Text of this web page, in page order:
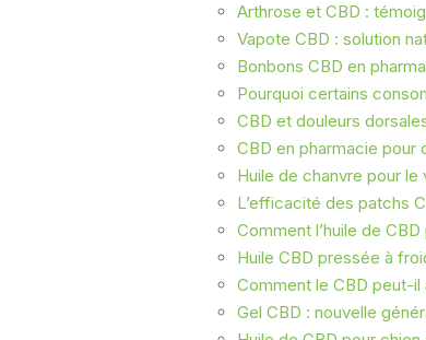
Arthrose et CBD :
Vapote CBD : solution
Bonbons CBD en
Pourquoi certains
CBD et douleurs
CBD en pharmacie pour
Huile de chanvre pour
L’efficacité des patchs
Comment l’huile de
Huile CBD pressée à
Comment le CBD peut-il
Gel CBD : nouvelle